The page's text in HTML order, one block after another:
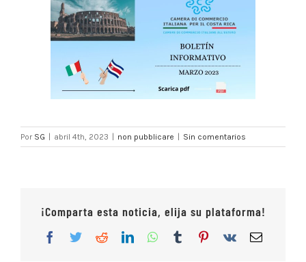
Por SG abril 4th, 2023 non pubblicare Sin comentarios
¡Comparta esta noticia, elija su plataforma!
Facebook
TwitterRedditLinkedInWhatsApp
TumblrPinterest
Vk
Correo